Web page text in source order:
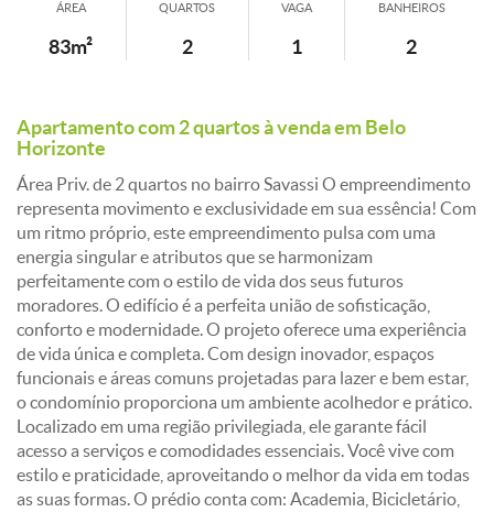
ÁREA
83m²
QUARTOS
2
VAGA
1
BANHEIROS
2
Apartamento com 2 quartos à venda em Belo
Horizonte
Área Priv. de 2 quartos no bairro Savassi O empreendimento
representa movimento e exclusividade em sua essência! Com
um ritmo próprio, este empreendimento pulsa com uma
energia singular e atributos que se harmonizam
perfeitamente com o estilo de vida dos seus futuros
moradores. O edifício é a perfeita união de sofisticação,
conforto e modernidade. O projeto oferece uma experiência
de vida única e completa. Com design inovador, espaços
funcionais e áreas comuns projetadas para lazer e bem estar,
o condomínio proporciona um ambiente acolhedor e prático.
Localizado em uma região privilegiada, ele garante fácil
acesso a serviços e comodidades essenciais. Você vive com
estilo e praticidade, aproveitando o melhor da vida em todas
as suas formas. O prédio conta com: Academia, Bicicletário,